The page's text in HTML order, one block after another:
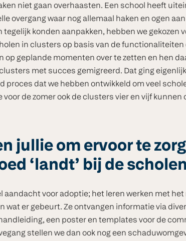
niet gaan overhaasten. Een school heeft
overgang waar nog allemaal haken en ogen
konden aanpakken, hebben we gekozen
in clusters op basis van de functionaliteiten
op geplande momenten over te zetten en hen
met succes gemigreerd. Dat ging
proces dat we hebben ontwikkeld om veel
voor de zomer ook de clusters vier en vijf kunnen
jullie om ervoor te
‘landt’ bij de
aandacht voor adoptie; het leren werken met
wat er gebeurt. Ze ontvangen informatie via
een poster en templates voor de
stellen we dan ook nog een